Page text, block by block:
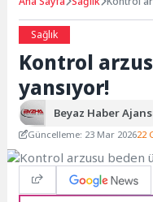
Sağlık
Kontrol
yansıyor!
Beyaz Haber
Güncelleme: 23 Mar 202622